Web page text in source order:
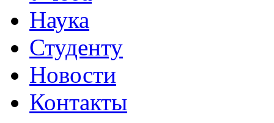
Наука
Студенту
Новости
Контакты